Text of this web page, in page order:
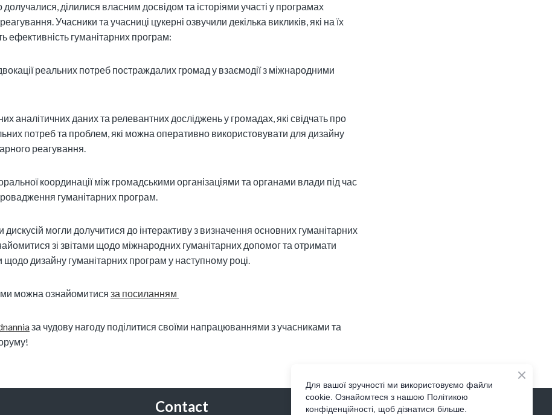
долучалися, ділилися власним досвідом та історіями участі у програмах
Учасники та учасниці цукерні озвучили декілька викликів, які на їх
ефективність гуманітарних програм:
реальних потреб постраждалих громад у взаємодії з міжнародними
аналітичних даних та релевантних досліджень у громадах, які свідчать про
потреб та проблем, які можна оперативно використовувати для дизайну
реагування.
координації між громадськими організаціями та органами влади під час
гуманітарних програм.
дискусій могли долучитися до інтерактиву з визначення основних гуманітарних
зі звітами щодо міжнародних гуманітарних допомог та отримати
щодо дизайну гуманітарних програм у наступному році.
можна ознайомитися за посиланням
за чудову нагоду поділитися своїми напрацюваннями з учасниками та
Contact Visit
Для вашої зручності ми використовуємо файли
cookie. Ознайомтеся з нашою Політикою
конфіденційності, щоб дізнатися більше.